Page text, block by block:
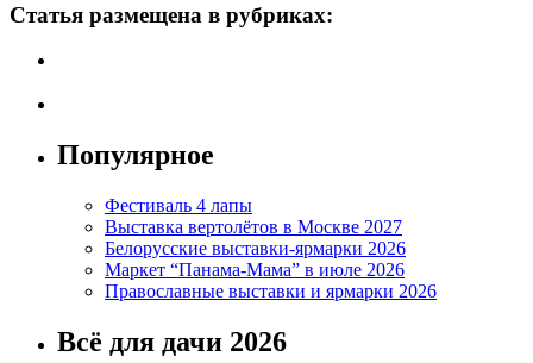
Статья размещена в рубриках:
Популярное
Фестиваль 4 лапы
Выставка вертолётов в Москве 2027
Белорусские выставки-ярмарки 2026
Маркет “Панама-Мама” в июле 2026
Православные выставки и ярмарки 2026
Всё для дачи 2026